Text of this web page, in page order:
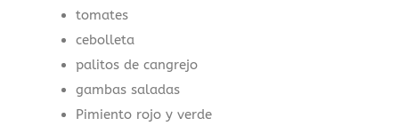
tomates
cebolleta
palitos de cangrejo
gambas saladas
Pimiento rojo y verde